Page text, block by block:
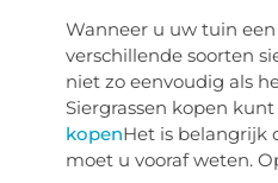
Wanneer u uw tuin
verschillende soorten
niet zo eenvoudig als
Siergrassen kopen
kopenHet is belangrijk
moet u vooraf weten.